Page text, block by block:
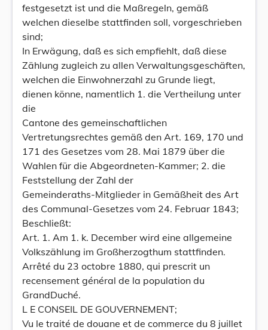
festgesetzt ist und die Maßregeln, gemäß
welchen dieselbe stattfinden soll, vorgeschrieben
sind;
In Erwägung, daß es sich empfiehlt, daß diese
Zählung zugleich zu allen Verwaltungsgeschäften,
welchen die Einwohnerzahl zu Grunde liegt,
dienen könne, namentlich 1. die Vertheilung unter
die
Cantone des gemeinschaftlichen
Vertretungsrechtes gemäß den Art. 169, 170 und
171 des Gesetzes vom 28. Mai 1879 über die
Wahlen für die Abgeordneten-Kammer; 2. die
Feststellung der Zahl der
Gemeinderaths-Mitglieder in Gemäßheit des Art
des Communal-Gesetzes vom 24. Februar 1843;
Beschließt:
Art. 1. Am 1. k. December wird eine allgemeine
Volkszählung im Großherzogthum stattfinden.
Arrêté du 23 octobre 1880, qui prescrit un
recensement général de la population du
GrandDuché.
L E CONSEIL DE GOUVERNEMENT;
Vu le traité de douane et de commerce du 8 juillet